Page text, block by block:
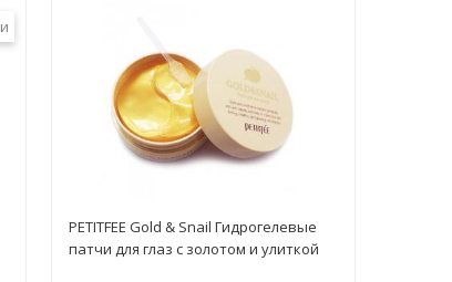
PETITFEE Gold & Snail Гидрогелевые
патчи для глаз с золотом и улиткой